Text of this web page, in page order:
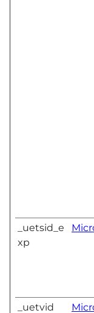
_uetsid_e
xp
_uetvid